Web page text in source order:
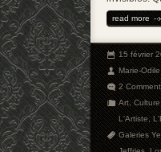
read more
15 février
Marie-
2
Art,Culture
L'Artiste,
Galeries